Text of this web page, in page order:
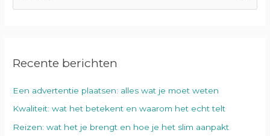
n
a
r
:
Recente berichten
Een advertentie plaatsen: alles wat je moet weten
Kwaliteit: wat het betekent en waarom het echt telt
Reizen: wat het je brengt en hoe je het slim aanpakt